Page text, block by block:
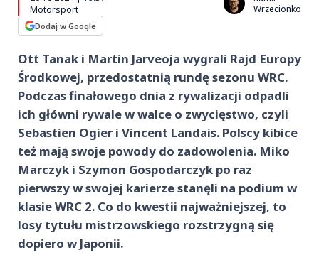
Motorsport
Dodaj w Google
Wrzecionko
Ott Tanak i Martin Jarveoja wygrali Rajd Europy
Środkowej, przedostatnią rundę sezonu WRC.
Podczas finałowego dnia z rywalizacji odpadli
ich główni rywale w walce o zwycięstwo, czyli
Sebastien Ogier i Vincent Landais. Polscy kibice
też mają swoje powody do zadowolenia. Miko
Marczyk i Szymon Gospodarczyk po raz
pierwszy w swojej karierze stanęli na podium w
klasie WRC 2. Co do kwestii najważniejszej, to
losy tytułu mistrzowskiego rozstrzygną się
dopiero w Japonii.